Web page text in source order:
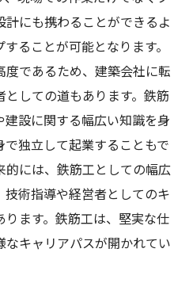
にも携わることができるよ
ることが可能となります。
であるため、建築会社に転
しての道もあります。鉄筋
設に関する幅広い知識を身
独立して起業することもで
には、鉄筋工としての幅広
術指導や経営者としてのキ
ます。鉄筋工は、堅実な仕
キャリアパスが開かれてい